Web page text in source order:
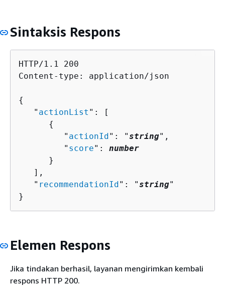
Sintaksis Respons
HTTP/1.1 200
Content-type: application/json
{
   "
actionList ": [
{
         "
actionId": "string",
         "
score": number
      }
   ],
   "
recommendationId": "string"
}
Elemen Respons
Jika tindakan berhasil, layanan mengirimkan kembali
respons HTTP 200.